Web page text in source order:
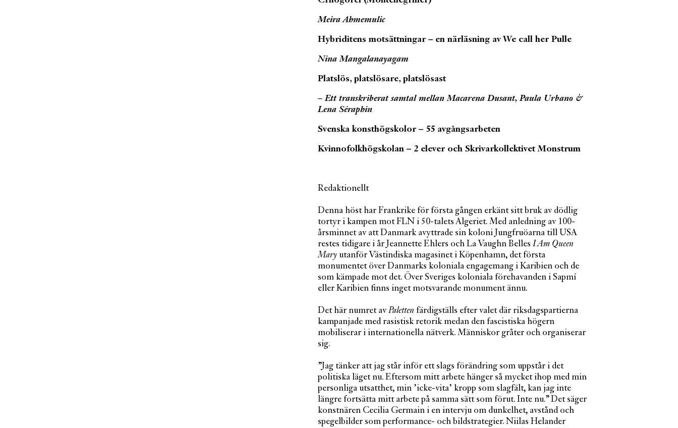
Meira Ahmemulic
Hybriditens motsättningar – en närläsning av We call her Pulle
Nina Mangalanayagam
Platslös, platslösare, platslösast
– Ett transkriberat samtal mellan Macarena Dusant, Paula Urbano &
Lena Séraphin
Svenska konsthögskolor – 55 avgångsarbeten
Kvinnofolkhögskolan – 2 elever och Skrivarkollektivet Monstrum
Redaktionellt
Denna höst har Frankrike för första gången erkänt sitt bruk av dödlig
tortyr i kampen mot FLN i 50-talets Algeriet. Med anledning av 100-
årsminnet av att Danmark avyttrade sin koloni Jungfruöarna till USA
restes tidigare i år Jeannette Ehlers och La Vaughn Belles I Am Queen
Mary utanför Västindiska magasinet i Köpenhamn, det första
monumentet över Danmarks koloniala engagemang i Karibien och de
som kämpade mot det. Över Sveriges koloniala förehavanden i Sapmí
eller Karibien finns inget motsvarande monument ännu.
Det här numret avPaletten färdigställs efter valet där riksdagspartierna
kampanjade med rasistisk retorik medan den fascistiska högern
mobiliserar i internationella nätverk. Människor gråter och organiserar
sig.
”Jag tänker att jag står inför ett slags förändring som uppstår i det
politiska läget nu. Eftersom mitt arbete hänger så mycket ihop med min
personliga utsatthet, min ’icke-vita’ kropp som slagfält, kan jag inte
längre fortsätta mitt arbete på samma sätt som förut. Inte nu.” Det säger
konstnären Cecilia Germain i en intervju om dunkelhet, avstånd och
spegelbilder som performance- och bildstrategier. Niilas Helander